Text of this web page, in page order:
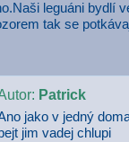
leguáni bydlí
tak se
Patrick
jako v jedný
bejt jim vadej chlupi